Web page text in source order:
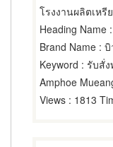
โรงงานผลิตเห
Heading Name :
Brand Name :
Keyword : รับสั่ง
Views : 1813